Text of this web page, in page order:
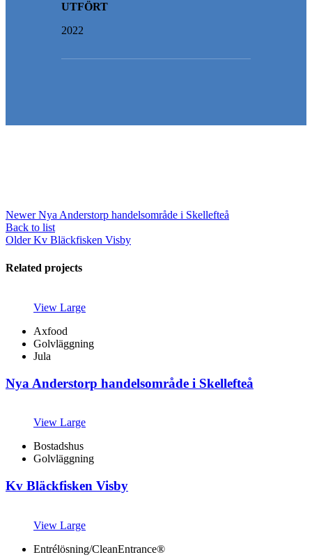
UTFÖRT
2022
Newer Nya Anderstorp handelsområde i Skellefteå
Back to list
Older Kv Bläckfisken Visby
Related projects
View Large
Axfood
Golvläggning
Jula
Nya Anderstorp handelsområde i Skellefteå
View Large
Bostadshus
Golvläggning
Kv Bläckfisken Visby
View Large
Entrélösning/CleanEntrance®